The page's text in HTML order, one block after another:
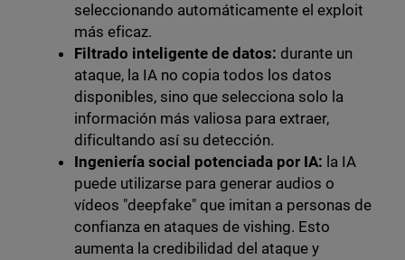
seleccionando automáticamente el exploit
más eficaz.
Filtrado inteligente de datos: durante un
ataque, la IA no copia todos los datos
disponibles, sino que selecciona solo la
información más valiosa para extraer,
dificultando así su detección.
Ingeniería social potenciada por IA: la IA
puede utilizarse para generar audios o
vídeos "deepfake" que imitan a personas de
confianza en ataques de vishing. Esto
aumenta la credibilidad del ataque y